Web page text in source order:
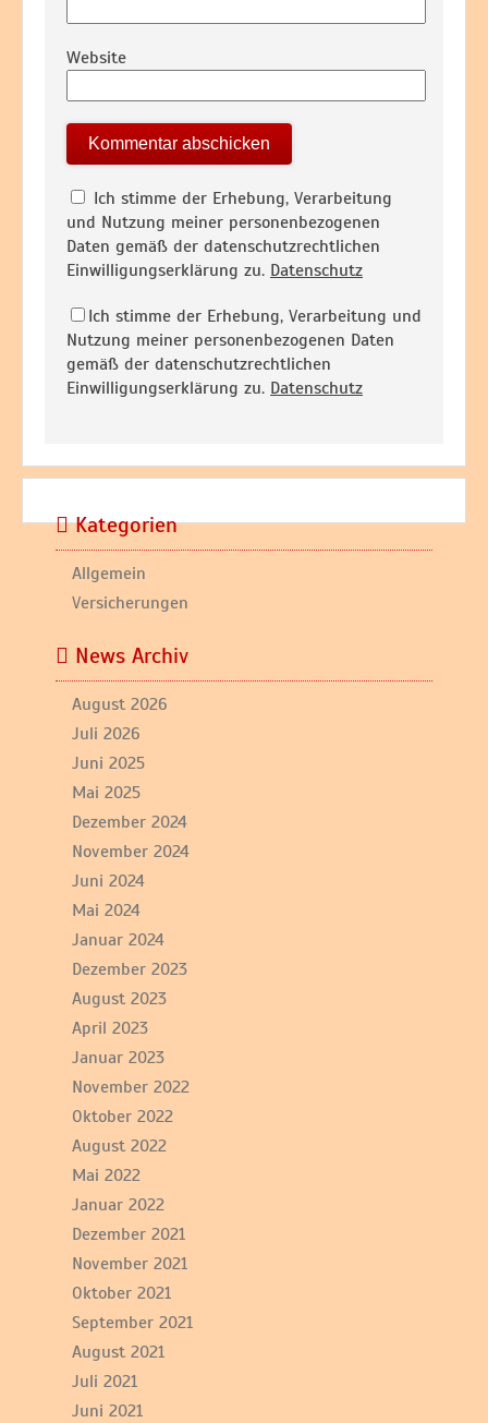
Website
Ich stimme der Erhebung, Verarbeitung
und Nutzung meiner personenbezogenen
Daten gemäß der datenschutzrechtlichen
Einwilligungserklärung zu. Datenschutz
Ich stimme der Erhebung, Verarbeitung und
Nutzung meiner personenbezogenen Daten
gemäß der datenschutzrechtlichen
Einwilligungserklärung zu. Datenschutz
Kategorien
Allgemein
Versicherungen
News Archiv
August 2026
Juli 2026
Juni 2025
Mai 2025
Dezember 2024
November 2024
Juni 2024
Mai 2024
Januar 2024
Dezember 2023
August 2023
April 2023
Januar 2023
November 2022
Oktober 2022
August 2022
Mai 2022
Januar 2022
Dezember 2021
November 2021
Oktober 2021
September 2021
August 2021
Juli 2021
Juni 2021